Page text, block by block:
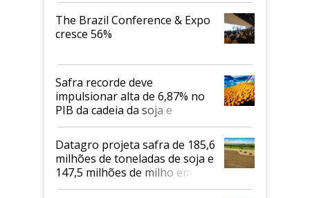
The Brazil Conference & Expo
cresce 56%
Safra recorde deve
impulsionar alta de 6,87% no
PIB da cadeia da soja e
biodiesel em 2026
Datagro projeta safra de 185,6
milhões de toneladas de soja e
147,5 milhões de milho em
2026/27